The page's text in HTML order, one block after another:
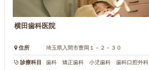
横田歯科医院
住所 埼玉県入間市豊岡１－２－３０
診療科目 歯科 矯正歯科 小児歯科 歯科口腔外科